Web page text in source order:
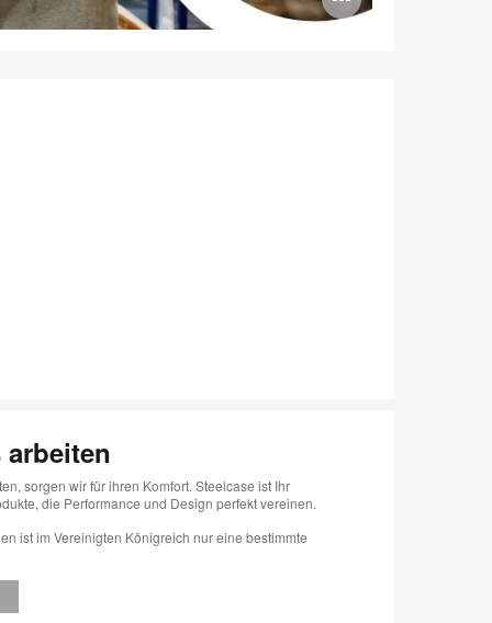
arbeiten
sorgen wir für ihren Komfort. Steelcase ist Ihr
die Performance und Design perfekt vereinen.
ist im Vereinigten Königreich nur eine bestimmte